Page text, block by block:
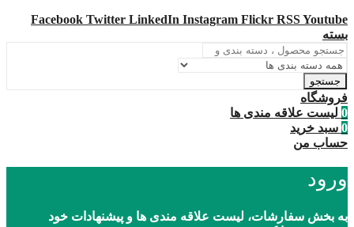
Facebook Twitter LinkedIn Instagram Flickr RSSYoutube
بسته
جستجو
فروشگاه
0 لیست علاقه مندی ها
0 سبد خرید
حساب من
ورود
به بخش سفارشات، لیست علاقه مندی ها و پیشنهادات خود